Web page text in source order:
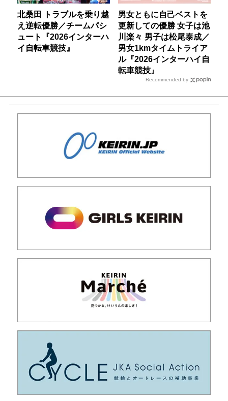
北桑田 トラブルを乗り越
え逆転優勝／チームパシ
ュート『2026インターハ
イ自転車競技』
男女ともに自己ベストを
更新しての優勝 女子は池
川楽々 男子は松尾泰成／
男女1kmタイムトライア
ル『2026インターハイ自
転車競技』
Recommended by